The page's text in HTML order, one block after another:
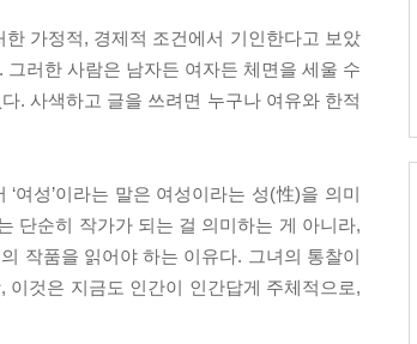
가정적, 경제적 조건에서 기인한다고 보았
러한 사람은 남자든 여자든 체면을 세울 수
. 사색하고 글을 쓰려면 누구나 여유와 한적
여성’이라는 말은 여성이라는 성(性)을 의미
단순히 작가가 되는 걸 의미하는 게 아니라,
작품을 읽어야 하는 이유다. 그녀의 통찰이
것은 지금도 인간이 인간답게 주체적으로,